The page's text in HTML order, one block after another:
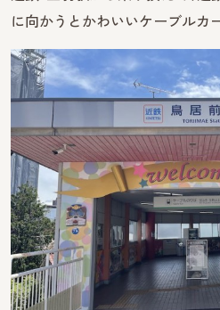
に向かうとかわいいケーブルカ